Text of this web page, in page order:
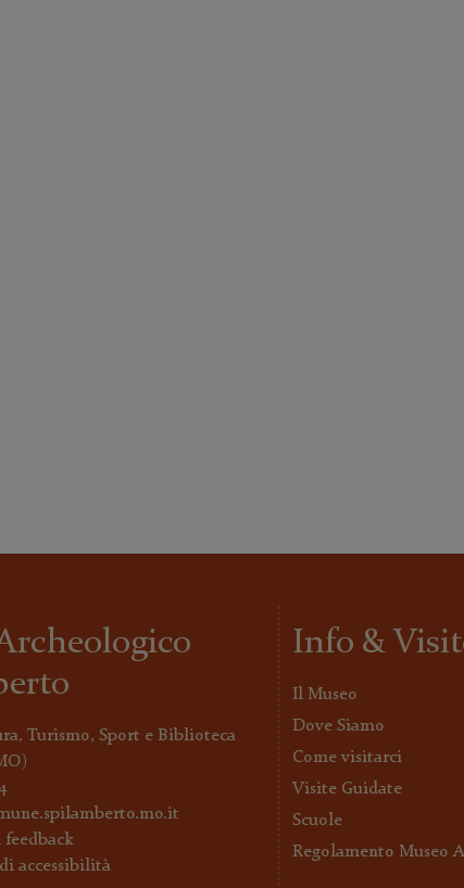
Turismo, Sport e Biblioteca
feedback
accessibilità
Info &
Il Museo
Dove Siamo
Come visitarci
Visite Guidate
Scuole
Regolamento Museo